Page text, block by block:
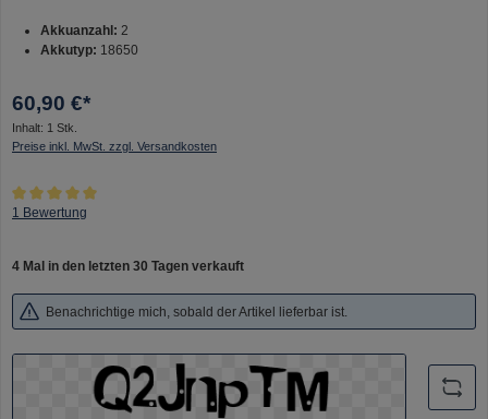
Akkuanzahl: 2
Akkutyp: 18650
60,90 €*
Inhalt: 1 Stk.
Preise inkl. MwSt. zzgl. Versandkosten
Durchschnittliche Bewertung von 5 von 5 Sternen
1 Bewertung
4 Mal in den letzten 30 Tagen verkauft
Benachrichtige mich, sobald der Artikel lieferbar ist.